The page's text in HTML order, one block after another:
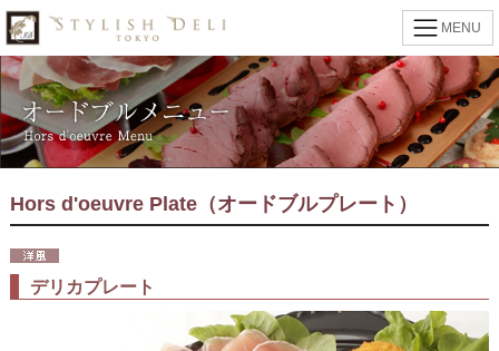
MENU
Hors d'oeuvre Plate（オードブルプレート）
デリカプレート